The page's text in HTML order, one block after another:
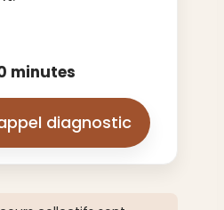
minutes
diagnostic